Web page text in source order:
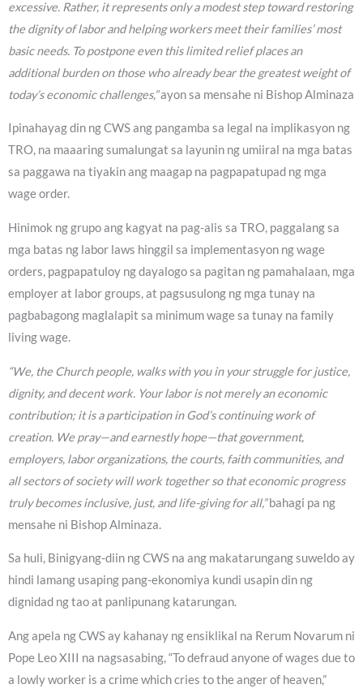
excessive. Rather, it represents only a modest step toward restoring
the dignity of labor and helping workers meet their families’ most
basic needs. To postpone even this limited relief places an
additional burden on those who already bear the greatest weight of
today’s economic challenges,”ayon sa mensahe ni Bishop Alminaza
Ipinahayag din ng CWS ang pangamba sa legal na implikasyon ng
TRO, na maaaring sumalungat sa layunin ng umiiral na mga batas
sa paggawa na tiyakin ang maagap na pagpapatupad ng mga
wage order.
Hinimok ng grupo ang kagyat na pag-alis sa TRO, paggalang sa
mga batas ng labor laws hinggil sa implementasyon ng wage
orders, pagpapatuloy ng dayalogo sa pagitan ng pamahalaan, mga
employer at labor groups, at pagsusulong ng mga tunay na
pagbabagong maglalapit sa minimum wage sa tunay na family
living wage.
“We, the Church people, walks with you in your struggle for justice,
dignity, and decent work. Your labor is not merely an economic
contribution; it is a participation in God’s continuing work of
creation. We pray—and earnestly hope—that government,
employers, labor organizations, the courts, faith communities, and
all sectors of society will work together so that economic progress
truly becomes inclusive, just, and life-giving for all,”bahagi pa ng
mensahe ni Bishop Alminaza.
Sa huli, Binigyang-diin ng CWS na ang makatarungang suweldo ay
hindi lamang usaping pang-ekonomiya kundi usapin din ng
dignidad ng tao at panlipunang katarungan.
Ang apela ng CWS ay kahanay ng ensiklikal na Rerum Novarum ni
Pope Leo XIII na nagsasabing, “To defraud anyone of wages due to
a lowly worker is a crime which cries to the anger of heaven,”